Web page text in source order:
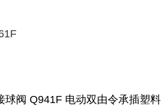
球阀 Q941F 电动双由令承插塑料